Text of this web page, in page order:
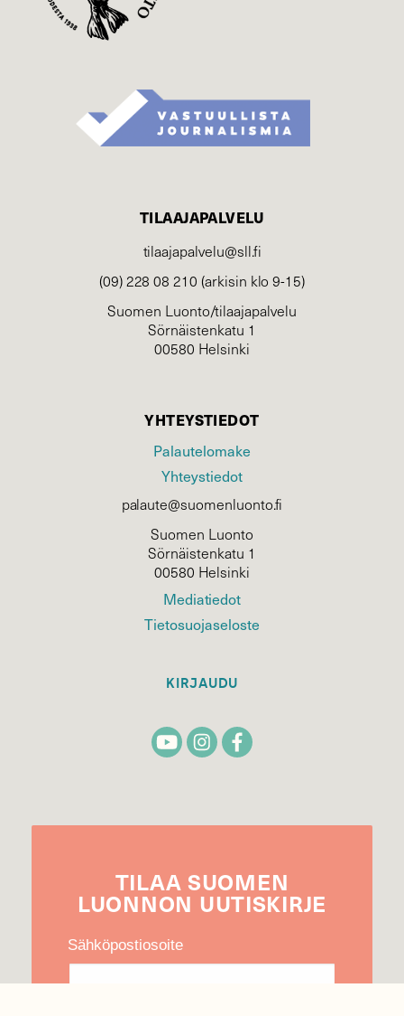
TILAAJAPALVELU
tilaajapalvelu@sll.fi
(09) 228 08 210 (arkisin klo 9-15)
Suomen Luonto/tilaajapalvelu
Sörnäistenkatu 1
00580 Helsinki
YHTEYSTIEDOT
Palautelomake
Yhteystiedot
palaute@suomenluonto.fi
Suomen Luonto
Sörnäistenkatu 1
00580 Helsinki
Mediatiedot
Tietosuojaseloste
KIRJAUDU
TILAA SUOMEN
LUONNON UUTIS­KIRJE
Sähköpostiosoite